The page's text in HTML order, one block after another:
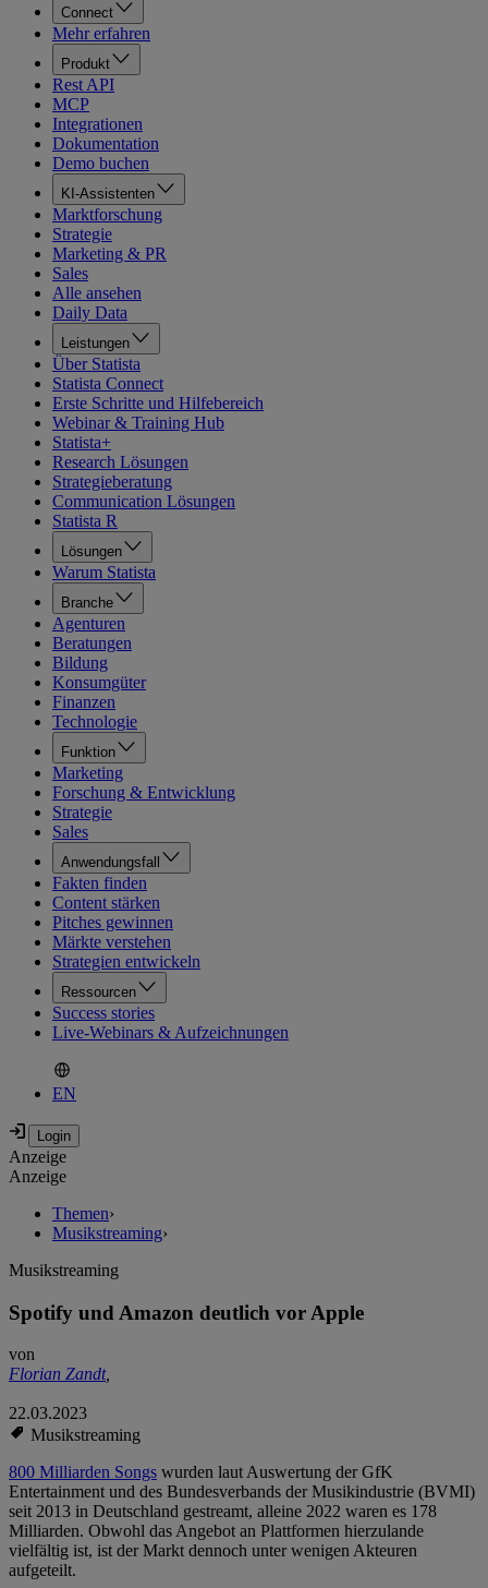
Connect
Mehr erfahren
Produkt
Rest API
MCP
Integrationen
Dokumentation
Demo buchen
KI-Assistenten
Marktforschung
Strategie
Marketing & PR
Sales
Alle ansehen
Daily Data
Leistungen
Über Statista
Statista Connect
Erste Schritte und Hilfebereich
Webinar & Training Hub
Statista+
Research Lösungen
Strategieberatung
Communication Lösungen
Statista R
Lösungen
Warum Statista
Branche
Agenturen
Beratungen
Bildung
Konsumgüter
Finanzen
Technologie
Funktion
Marketing
Forschung & Entwicklung
Strategie
Sales
Anwendungsfall
Fakten finden
Content stärken
Pitches gewinnen
Märkte verstehen
Strategien entwickeln
Ressourcen
Success stories
Live-Webinars & Aufzeichnungen
EN
Anzeige
Anzeige
Themen›
Musikstreaming›
Musikstreaming
Spotify und Amazon deutlich vor Apple
von
Florian Zandt,
22.03.2023
Musikstreaming
800 Milliarden Songs wurden laut Auswertung der GfK
Entertainment und des Bundesverbands der Musikindustrie (BVMI)
seit 2013 in Deutschland gestreamt, alleine 2022 waren es 178
Milliarden. Obwohl das Angebot an Plattformen hierzulande
vielfältig ist, ist der Markt dennoch unter wenigen Akteuren
aufgeteilt.